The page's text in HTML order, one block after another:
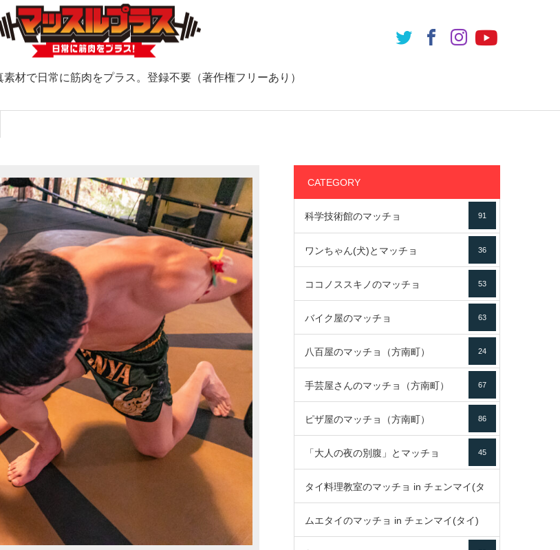
材で日常に筋肉をプラス。登録不要（著作権フリーあり）
CATEGORY
科学技術館のマッチョ 91
ワンちゃん(犬)とマッチョ 36
ココノススキノのマッチョ 53
バイク屋のマッチョ 63
八百屋のマッチョ（方南町） 24
手芸屋さんのマッチョ（方南町） 67
ピザ屋のマッチョ（方南町） 86
「大人の夜の別腹」とマッチョ 45
タイ料理教室のマッチョ in チェンマイ(タ
イ)
ムエタイのマッチョ in チェンマイ(タイ)